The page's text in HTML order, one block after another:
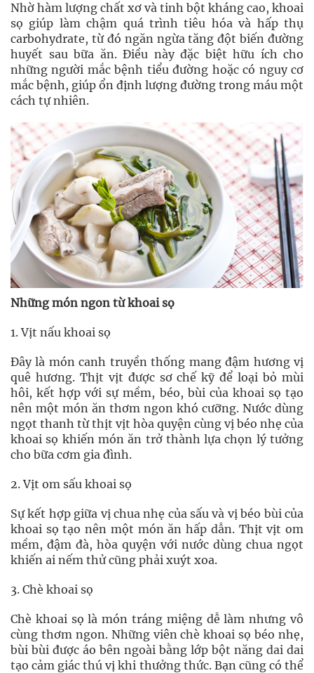
Nhờ hàm lượng chất xơ và tinh bột kháng cao, khoai
sọ giúp làm chậm quá trình tiêu hóa và hấp thụ
carbohydrate, từ đó ngăn ngừa tăng đột biến đường
huyết sau bữa ăn. Điều này đặc biệt hữu ích cho
những người mắc bệnh tiểu đường hoặc có nguy cơ
mắc bệnh, giúp ổn định lượng đường trong máu một
cách tự nhiên.
Những món ngon từ khoai sọ
1. Vịt nấu khoai sọ
Đây là món canh truyền thống mang đậm hương vị
quê hương. Thịt vịt được sơ chế kỹ để loại bỏ mùi
hôi, kết hợp với sự mềm, béo, bùi của khoai sọ tạo
nên một món ăn thơm ngon khó cưỡng. Nước dùng
ngọt thanh từ thịt vịt hòa quyện cùng vị béo nhẹ của
khoai sọ khiến món ăn trở thành lựa chọn lý tưởng
cho bữa cơm gia đình.
2. Vịt om sấu khoai sọ
Sự kết hợp giữa vị chua nhẹ của sấu và vị béo bùi của
khoai sọ tạo nên một món ăn hấp dẫn. Thịt vịt om
mềm, đậm đà, hòa quyện với nước dùng chua ngọt
khiến ai nếm thử cũng phải xuýt xoa.
3. Chè khoai sọ
Chè khoai sọ là món tráng miệng dễ làm nhưng vô
cùng thơm ngon. Những viên chè khoai sọ béo nhẹ,
bùi bùi được áo bên ngoài bằng lớp bột năng dai dai
tạo cảm giác thú vị khi thưởng thức. Bạn cũng có thể